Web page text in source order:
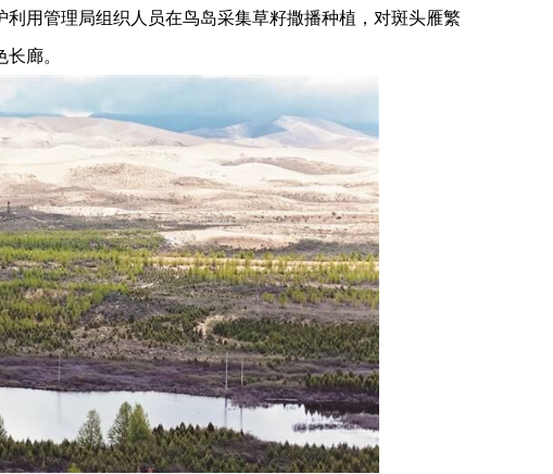
用管理局组织人员在鸟岛采集草籽撒播种植，对斑头雁繁
廊。